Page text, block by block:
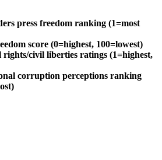
press freedom ranking (1=most
score (0=highest, 100=lowest)
rights/civil liberties ratings (1=highest,
corruption perceptions ranking